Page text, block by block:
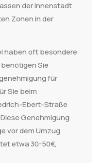
der Innenstadt
Zonen in der
haben oft besondere
Sie
für
Sie beim
Ebert-Straße
Genehmigung
vor dem Umzug
etwa 30-50€,